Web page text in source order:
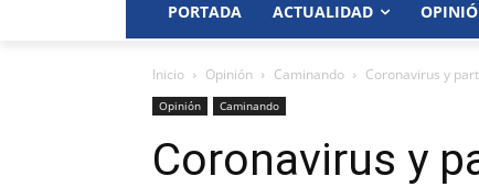
PORTADA ACTUALIDAD
Inicio Opinión Caminando Coronavirus y
Opinión Caminando
Coronavirus y